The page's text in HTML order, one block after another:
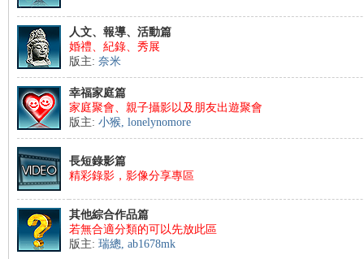
人文、報導、活動篇
婚禮、紀錄、秀展
版主: 奈米
幸福家庭篇
家庭聚會、親子攝影以及朋友出遊聚會
版主: 小猴, lonelynomore
長短錄影篇
精彩錄影，影像分享專區
其他綜合作品篇
若無合適分類的可以先放此區
版主: 瑞總, ab1678mk